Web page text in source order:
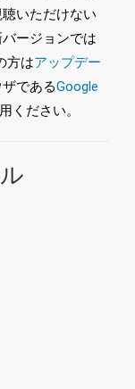
いただけない
ージョンでは
方はアップデー
であるGoogle
ください。